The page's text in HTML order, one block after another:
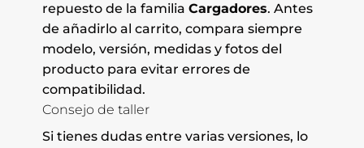
repuesto de la familia Cargadores. Antes
de añadirlo al carrito, compara siempre
modelo, versión, medidas y fotos del
producto para evitar errores de
compatibilidad.
Consejo de taller
Si tienes dudas entre varias versiones, lo